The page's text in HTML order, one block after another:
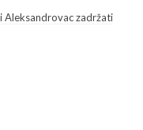
Aleksandrovac zadržati